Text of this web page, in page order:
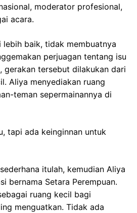
moderator profesional,
acara.
lebih baik, tidak membuatnya
perjuagan tentang isu
gerakan tersebut dilakukan dari
Aliya menyediakan ruang
teman sepermainannya di
tapi ada keinginnan untuk
itulah, kemudian Aliya
bernama Setara Perempuan.
ruang kecil bagi
menguatkan. Tidak ada